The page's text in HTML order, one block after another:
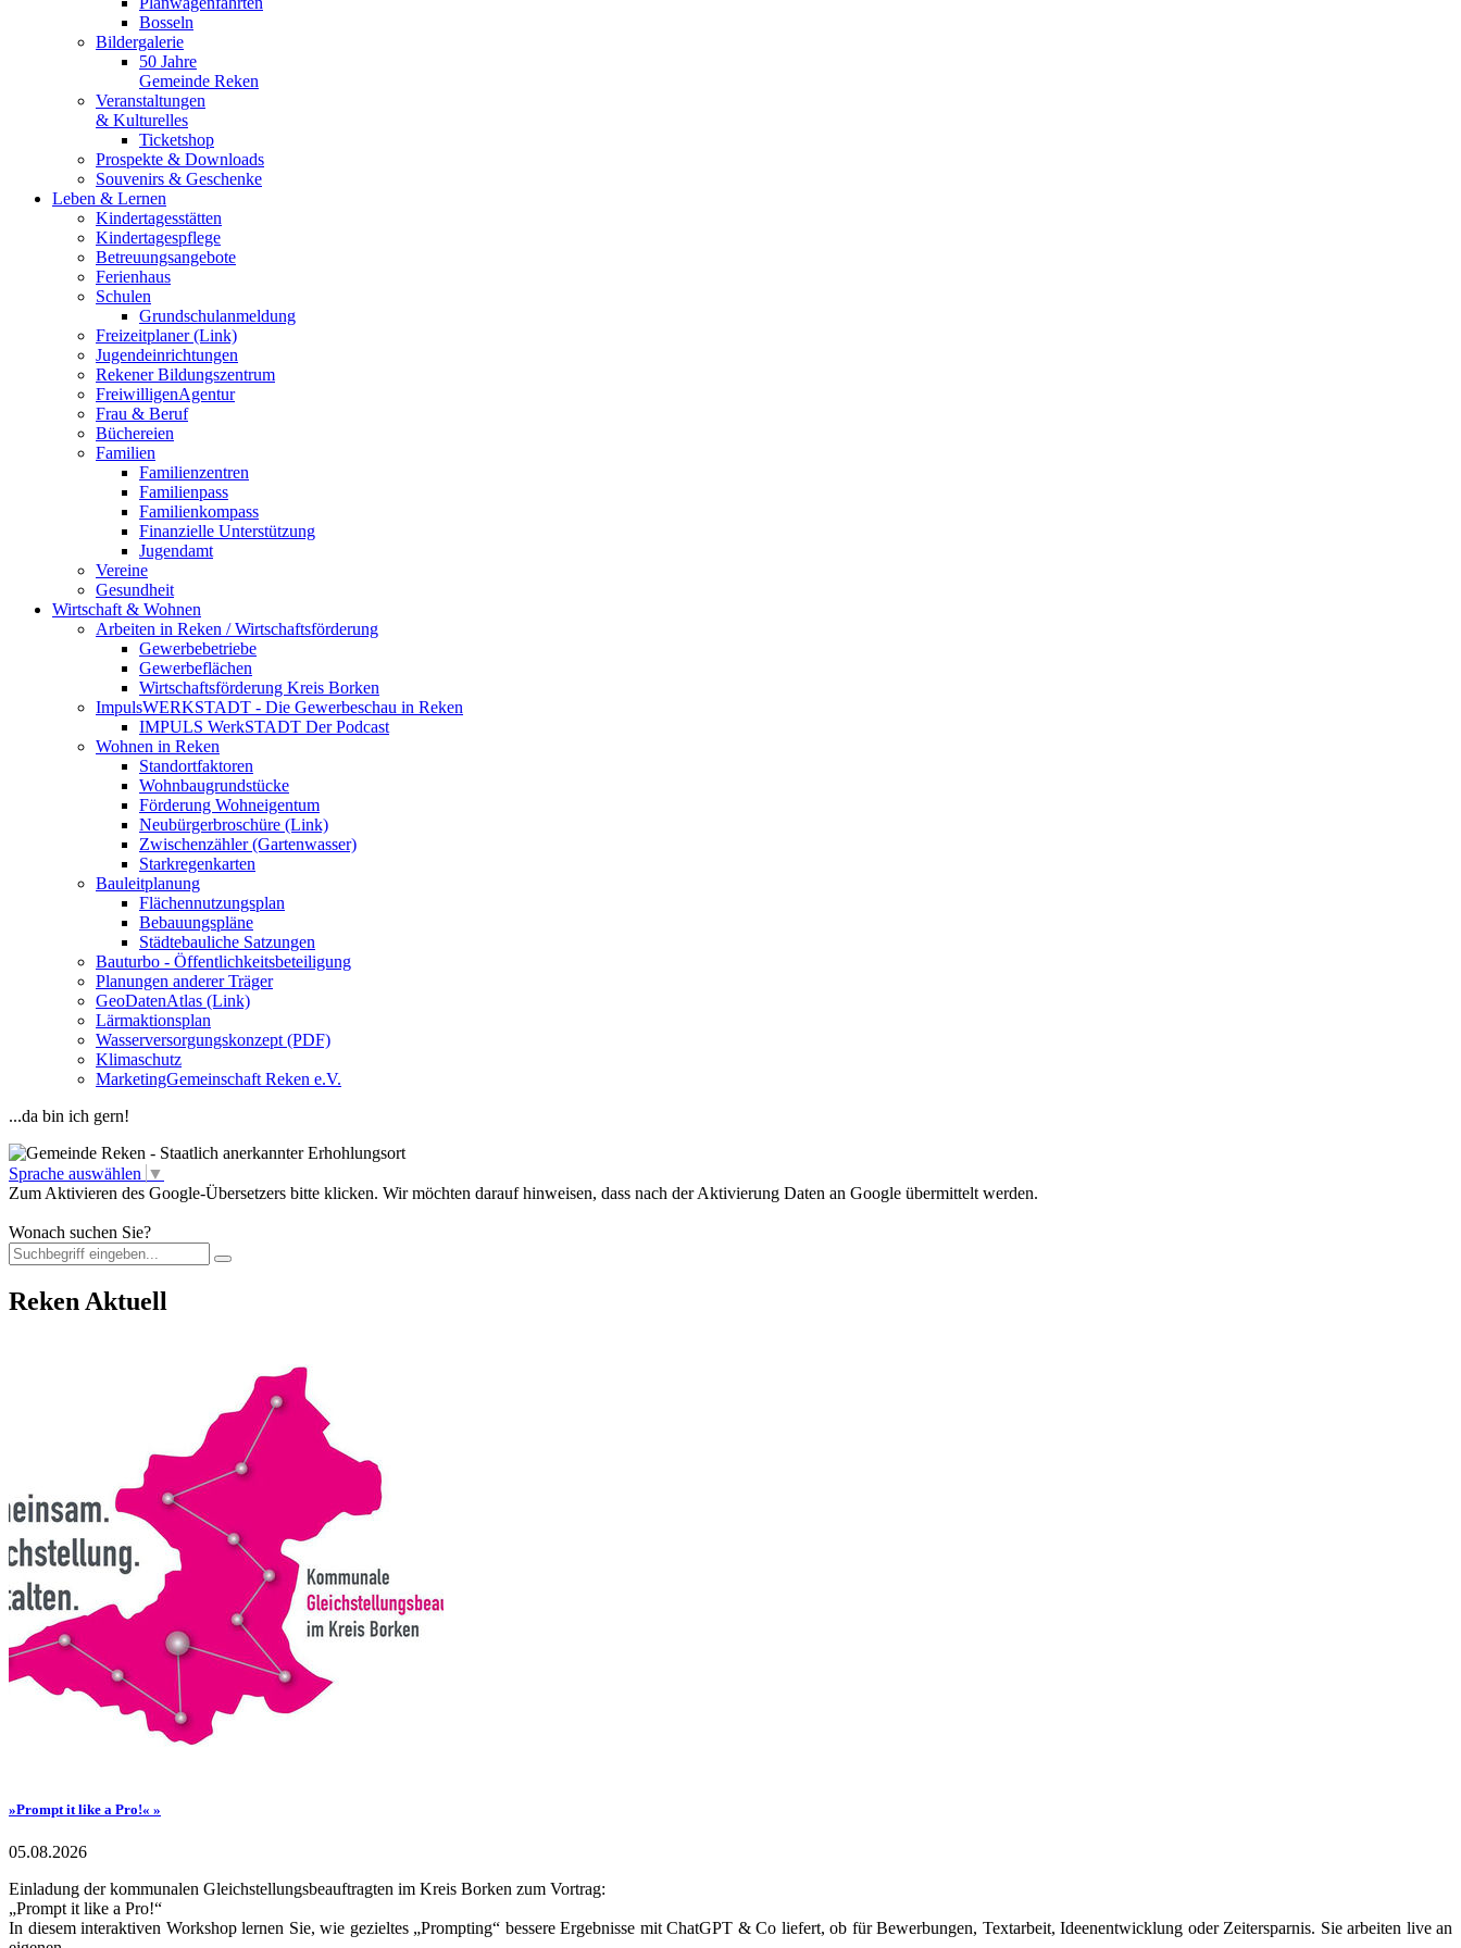
Bosseln
Bildergalerie
50 Jahre
Gemeinde Reken
Veranstaltungen
& Kulturelles
Ticketshop
Prospekte & Downloads
Souvenirs & Geschenke
Leben & Lernen
Kindertagesstätten
Kindertagespflege
Betreuungsangebote
Ferienhaus
Schulen
Grundschulanmeldung
Freizeitplaner (Link)
Jugendeinrichtungen
Rekener Bildungszentrum
FreiwilligenAgentur
Frau & Beruf
Büchereien
Familien
Familienzentren
Familienpass
Familienkompass
Finanzielle Unterstützung
Jugendamt
Vereine
Gesundheit
Wirtschaft & Wohnen
Arbeiten in Reken / Wirtschaftsförderung
Gewerbebetriebe
Gewerbeflächen
Wirtschaftsförderung Kreis Borken
ImpulsWERKSTADT - Die Gewerbeschau in Reken
IMPULS WerkSTADT Der Podcast
Wohnen in Reken
Standortfaktoren
Wohnbaugrundstücke
Förderung Wohneigentum
Neubürgerbroschüre (Link)
Zwischenzähler (Gartenwasser)
Starkregenkarten
Bauleitplanung
Flächennutzungsplan
Bebauungspläne
Städtebauliche Satzungen
Bauturbo - Öffentlichkeitsbeteiligung
Planungen anderer Träger
GeoDatenAtlas (Link)
Lärmaktionsplan
Wasserversorgungskonzept (PDF)
Klimaschutz
MarketingGemeinschaft Reken e.V.
...da bin ich gern!
Sprache auswählen ▼
Zum Aktivieren des Google-Übersetzers bitte klicken. Wir möchten darauf hinweisen, dass nach der Aktivierung Daten an Google übermittelt werden.
Wonach suchen Sie?
Reken Aktuell
»Prompt it like a Pro!« »
05.08.2026
Einladung der kommunalen Gleichstellungsbeauftragten im Kreis Borken zum Vortrag:
„Prompt it like a Pro!“
In diesem interaktiven Workshop lernen Sie, wie gezieltes „Prompting“ bessere Ergebnisse mit ChatGPT & Co liefert, ob für Bewerbungen, Textarbeit, Ideenentwicklung oder Zeitersparnis. Sie arbeiten live an